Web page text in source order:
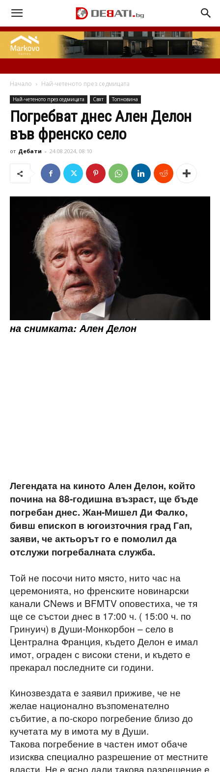
Начало Най-четеното през седмицата
Най-четеното през седмицата Свят Топновина
Погребват днес Ален Делон
във френско село
от Дебати - 24.08.2024, 08:10
на снимката: Ален Делон
Легендата на киното Ален Делон, който
почина на 88-годишна възраст, ще бъде
погребан днес. Жан-Мишел Ди Фалко,
бивш епископ в югоизточния град Гап,
заяви, че актьорът го е помолил да
отслужи погребалната служба.
Той не посочи нито място, нито час на
церемонията, но френските новинарски
канали CNews и BFMTV оповестиха, че тя
ще се състои днес в 17:00 ч. ( 15:00 ч. по
Гринуич) в Души-Монкорбон – село в
Централна Франция, където Делон е имал
имот, ограден с високи стени, и където е
прекарал последните си години.
Кинозвездата е заявил приживе, че не
желае национално възпоменателно
събитие, а по-скоро погребение близо до
кучетата му в имота му в Души.
Такова погребение в частен имот обаче
изисква специално разрешение от местните
власти. Не е ясно дали такова разрешение е